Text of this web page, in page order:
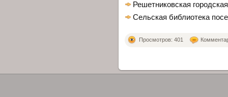
Решетниковская
Сельская библиотека
Просмотров: 401